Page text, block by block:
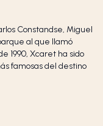
Constandse, Miguel
al que llamó
1990, Xcaret ha sido
famosas del destino